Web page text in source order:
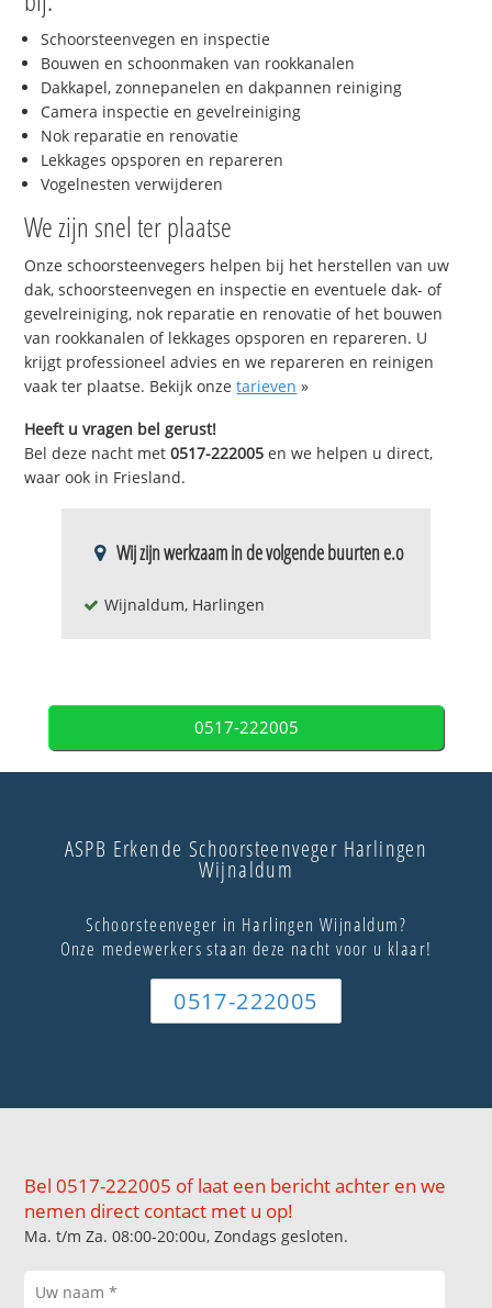
Schoorsteenvegen en inspectie
Bouwen en schoonmaken van rookkanalen
Dakkapel, zonnepanelen en dakpannen reiniging
Camera inspectie en gevelreiniging
Nok reparatie en renovatie
Lekkages opsporen en repareren
Vogelnesten verwijderen
We zijn snel ter plaatse
Onze schoorsteenvegers helpen bij het herstellen van uw
dak, schoorsteenvegen en inspectie en eventuele dak- of
gevelreiniging, nok reparatie en renovatie of het bouwen
van rookkanalen of lekkages opsporen en repareren. U
krijgt professioneel advies en we repareren en reinigen
vaak ter plaatse. Bekijk onzetarieven »
Heeft u vragen bel gerust!
Bel deze nacht met0517-222005 en we helpen u direct,
waar ook in Friesland.
Wij zijn werkzaam in de volgende buurten e.o
Wijnaldum, Harlingen
0517-222005
ASPB Erkende Schoorsteenveger Harlingen
Wijnaldum
Schoorsteenveger in Harlingen Wijnaldum?
Onze medewerkers staan deze nacht voor u klaar!
0517-222005
Bel 0517-222005 of laat een bericht achter en we
nemen direct contact met u op!
Ma. t/m Za. 08:00-20:00u, Zondags gesloten.